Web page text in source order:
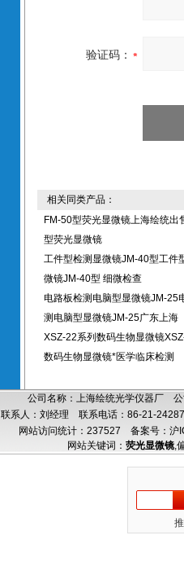
验证码：
相关同类产品：
FM-50型荧光显微镜上海绘统出
型荧光显微镜
工件型检测显微镜JM-40型工件
微镜JM-40型 细微检查
电路板检测电脑型显微镜JM-25
测电脑型显微镜JM-25广东上海
XSZ-22系列数码生物显微镜
数码生物显微镜*医学临床检测
公司名称：上海绘统光学仪器厂
联系人：刘经理 联系电话：86-21-
网站访问统计：237527 备案号：沪
网站关键词： 荧光显微镜,